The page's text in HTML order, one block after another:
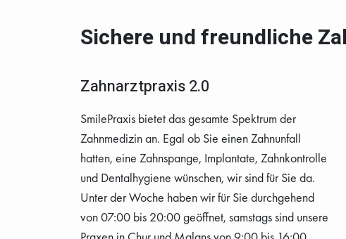
Sichere und freundliche
Zahnarztpraxis 2.0
SmilePraxis bietet das gesamte Spektrum der
Zahnmedizin an. Egal ob Sie einen Zahnunfall
hatten, eine Zahnspange, Implantate, Zahnkontrolle
und Dentalhygiene wünschen, wir sind für Sie da.
Unter der Woche haben wir für Sie durchgehend
von 07:00 bis 20:00 geöffnet, samstags sind unsere